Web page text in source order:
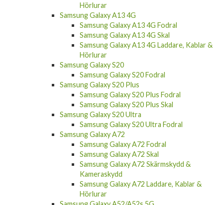
Hörlurar
Samsung Galaxy A13 4G
Samsung Galaxy A13 4G Fodral
Samsung Galaxy A13 4G Skal
Samsung Galaxy A13 4G Laddare, Kablar &
Hörlurar
Samsung Galaxy S20
Samsung Galaxy S20 Fodral
Samsung Galaxy S20 Plus
Samsung Galaxy S20 Plus Fodral
Samsung Galaxy S20 Plus Skal
Samsung Galaxy S20 Ultra
Samsung Galaxy S20 Ultra Fodral
Samsung Galaxy A72
Samsung Galaxy A72 Fodral
Samsung Galaxy A72 Skal
Samsung Galaxy A72 Skärmskydd &
Kameraskydd
Samsung Galaxy A72 Laddare, Kablar &
Hörlurar